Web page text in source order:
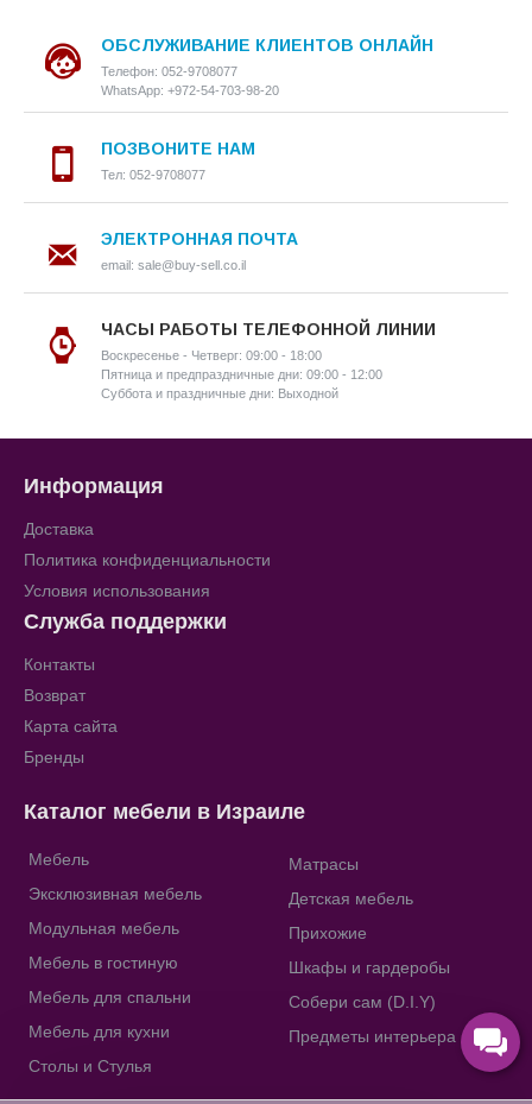
ОБСЛУЖИВАНИЕ КЛИЕНТОВ ОНЛАЙН
Телефон: 052-9708077
WhatsApp: +972-54-703-98-20
ПОЗВОНИТЕ НАМ
Тел: 052-9708077
ЭЛЕКТРОННАЯ ПОЧТА
email: sale@buy-sell.co.il
ЧАСЫ РАБОТЫ ТЕЛЕФОННОЙ ЛИНИИ
Воскресенье - Четверг: 09:00 - 18:00
Пятница и предпраздничные дни: 09:00 - 12:00
Суббота и праздничные дни: Выходной
Информация
Доставка
Политика конфиденциальности
Условия использования
Служба поддержки
Контакты
Возврат
Карта сайта
Бренды
Каталог мебели в Израиле
Мебель
Эксклюзивная мебель
Модульная мебель
Мебель в гостиную
Мебель для спальни
Мебель для кухни
Столы и Стулья
Матрасы
Детская мебель
Прихожие
Шкафы и гардеробы
Собери сам (D.I.Y)
Предметы интерьера